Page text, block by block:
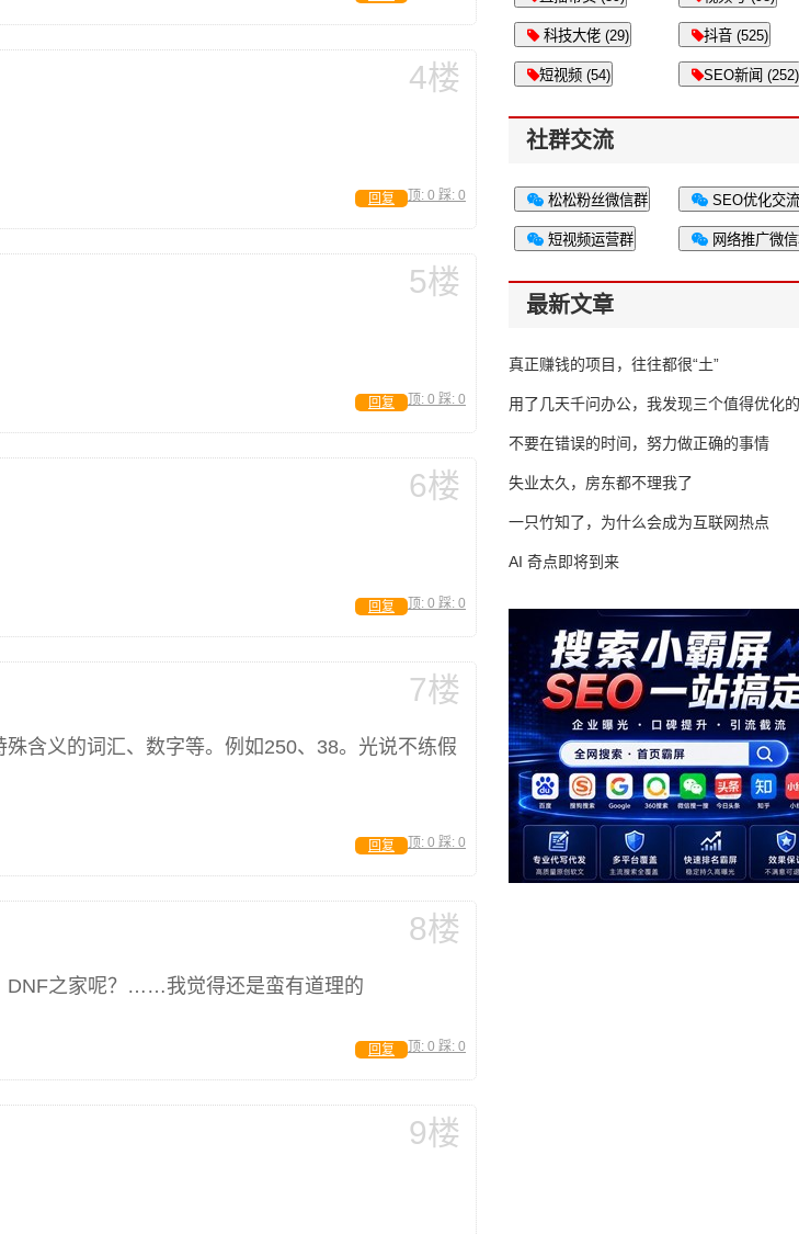
4楼
顶: 0 踩: 0
回复
5楼
顶: 0 踩: 0
回复
6楼
顶: 0 踩: 0
回复
7楼
含义的词汇、数字等。例如250、38。光说不练假
顶: 0 踩: 0
回复
8楼
DNF之家呢？……我觉得还是蛮有道理的
顶: 0 踩: 0
回复
9楼
科技大佬 (29) 抖音 (525)
短视频 (54) SEO新闻 (252)
社群交流
松松粉丝微信群 SEO优化交
短视频运营群 网络推广微
最新文章
真正赚钱的项目，往往都很“土”
用了几天千问办公，我发现三个值得优化
不要在错误的时间，努力做正确的事情
失业太久，房东都不理我了
一只竹知了，为什么会成为互联网热点
AI 奇点即将到来